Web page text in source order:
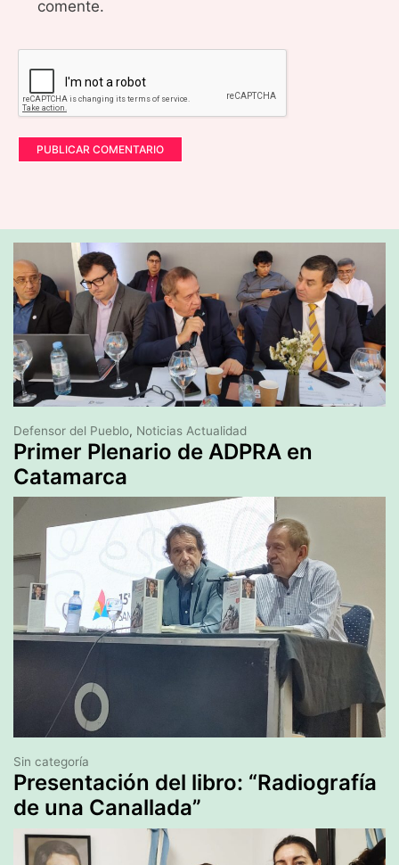
comente.
Primer Plenario de ADPRA en
Catamarca
Defensor del Pueblo, Noticias Actualidad
Presentación del libro: “Radiografía
de una Canallada”
Sin categoría